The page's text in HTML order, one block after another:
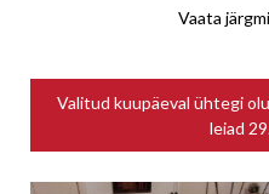
Vaata
Valitud kuupäeval ühtegi
leiad